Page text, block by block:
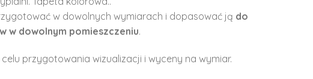
w dowolnych wymiarach i dopasować ją do
w dowolnym pomieszczeniu.
przygotowania wizualizacji i wyceny na wymiar.